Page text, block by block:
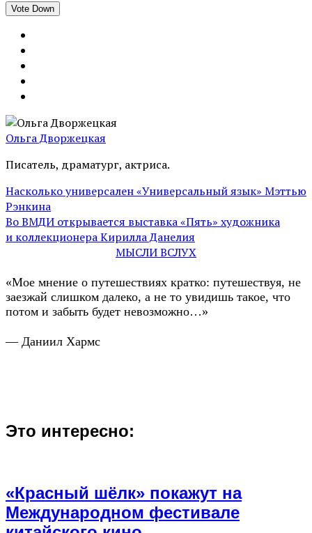
Vote Down
Ольга Дворжецкая
Писатель, драматург, актриса.
Насколько универсален «Универсальный язык» Мэттью
Рэнкина
Во ВМДИ открывается выставка «Пять» художника
и коллекционера Кирилла Данелия
МЫСЛИ ВСЛУХ
«Мое мнение о путешествиях кратко: путешествуя, не
заезжай слишком далеко, а не то увидишь такое, что
потом и забыть будет невозможно…»
— Даниил Хармс
Это интересно:
«Красный шёлк» покажут на
Международном фестивале